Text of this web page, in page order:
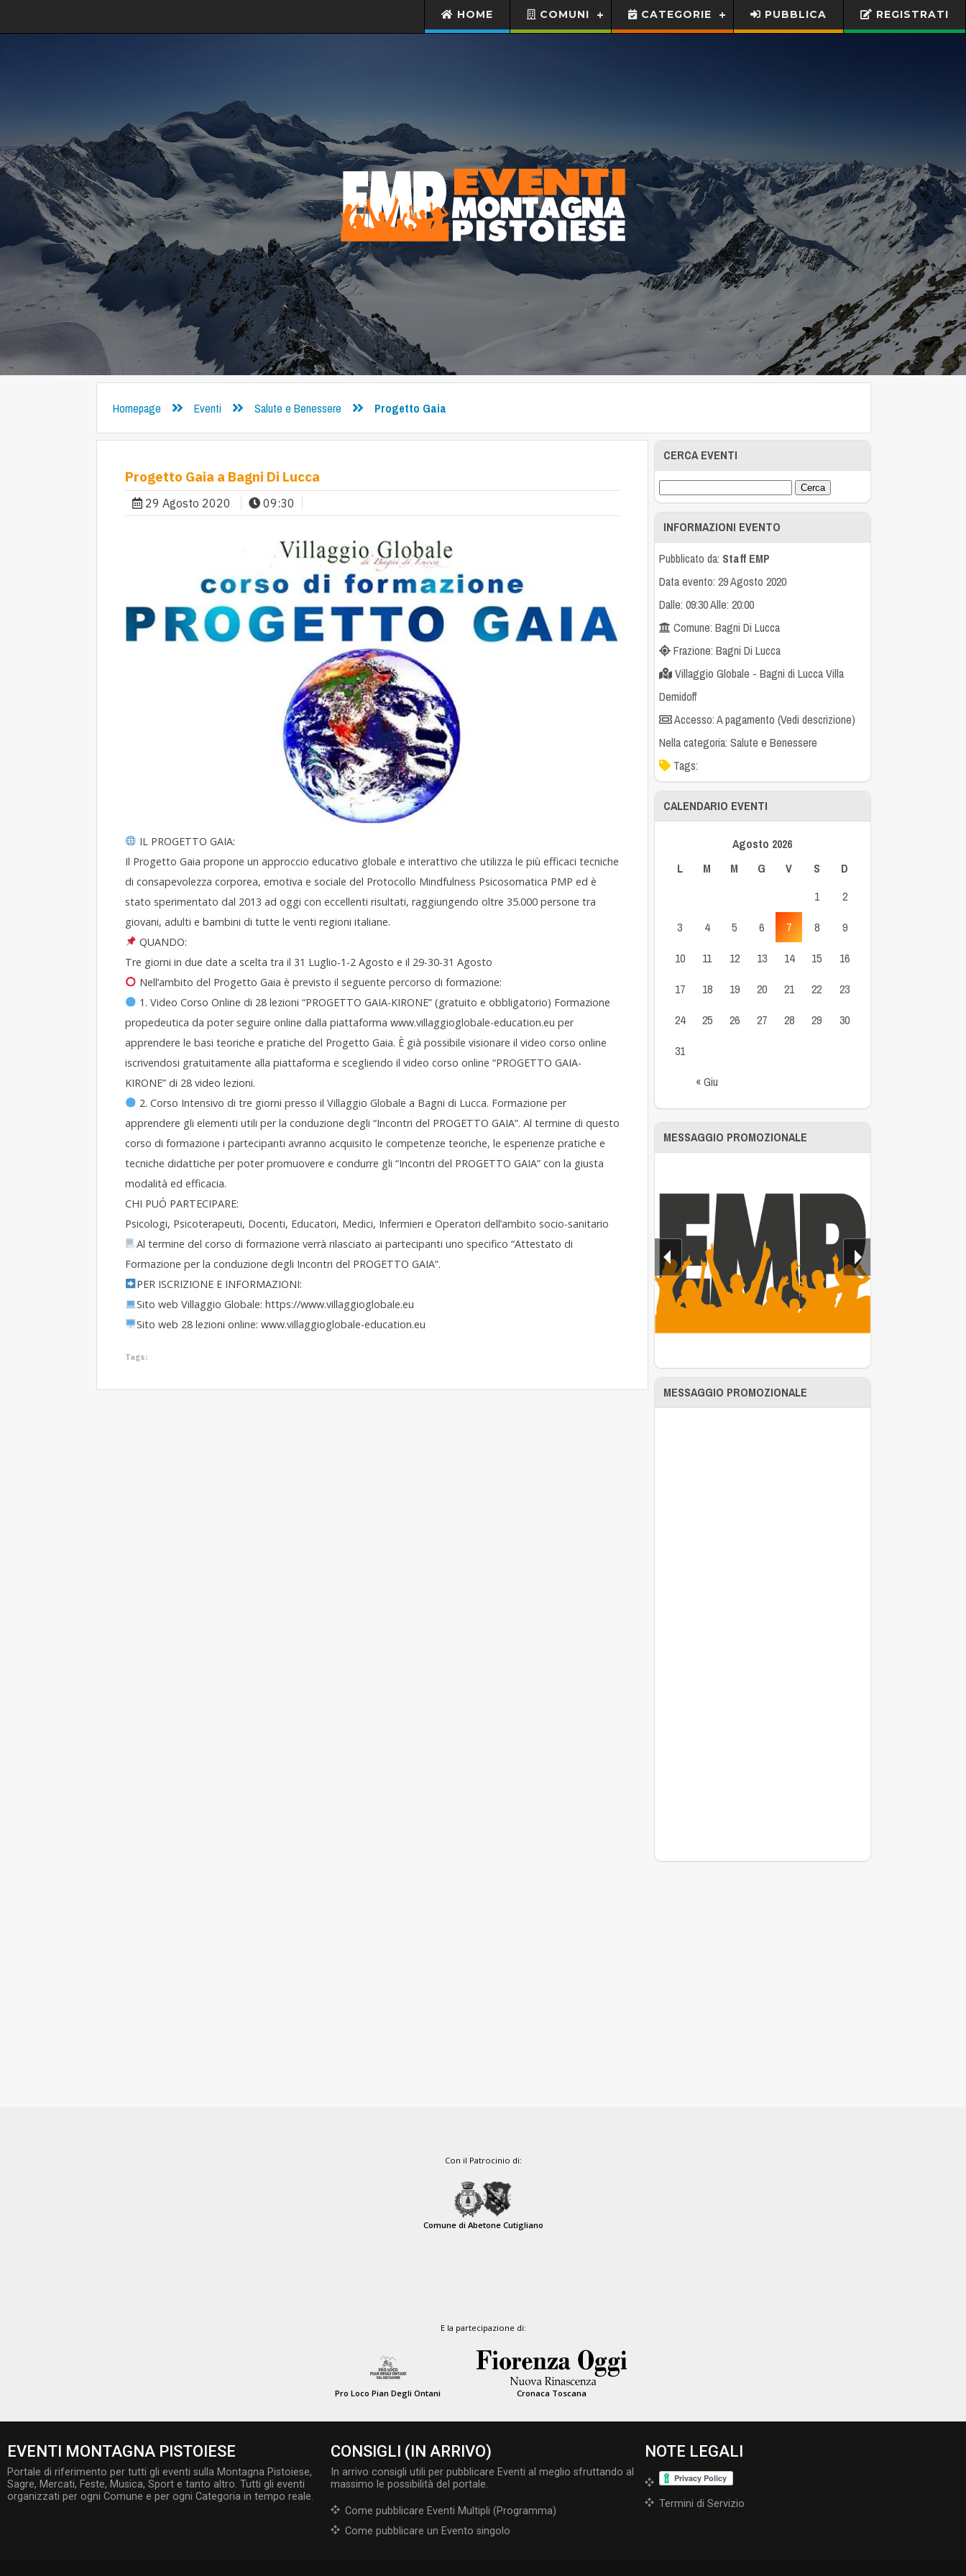
HOME COMUNI CATEGORIE PUBBLICA REGISTRATI
Homepage Eventi Salute e Benessere Progetto Gaia
Progetto Gaia a Bagni Di Lucca
29 Agosto 2020 09:30
IL PROGETTO GAIA:
Il Progetto Gaia propone un approccio educativo globale e interattivo che utilizza le più efficaci tecniche
di consapevolezza corporea, emotiva e sociale del Protocollo Mindfulness Psicosomatica PMP ed è
stato sperimentato dal 2013 ad oggi con eccellenti risultati, raggiungendo oltre 35.000 persone tra
giovani, adulti e bambini di tutte le venti regioni italiane.
QUANDO:
Tre giorni in due date a scelta tra il 31 Luglio-1-2 Agosto e il 29-30-31 Agosto
Nell’ambito del Progetto Gaia è previsto il seguente percorso di formazione:
1. Video Corso Online di 28 lezioni “PROGETTO GAIA-KIRONE” (gratuito e obbligatorio) Formazione
propedeutica da poter seguire online dalla piattaforma www.villaggioglobale-education.eu per
apprendere le basi teoriche e pratiche del Progetto Gaia. È già possibile visionare il video corso online
iscrivendosi gratuitamente alla piattaforma e scegliendo il video corso online “PROGETTO GAIA-
KIRONE” di 28 video lezioni.
2. Corso Intensivo di tre giorni presso il Villaggio Globale a Bagni di Lucca. Formazione per
apprendere gli elementi utili per la conduzione degli “Incontri del PROGETTO GAIA”. Al termine di questo
corso di formazione i partecipanti avranno acquisito le competenze teoriche, le esperienze pratiche e
tecniche didattiche per poter promuovere e condurre gli “Incontri del PROGETTO GAIA” con la giusta
modalità ed efficacia.
CHI PUÓ PARTECIPARE:
Psicologi, Psicoterapeuti, Docenti, Educatori, Medici, Infermieri e Operatori dell’ambito socio-sanitario
Al termine del corso di formazione verrà rilasciato ai partecipanti uno specifico “Attestato di
Formazione per la conduzione degli Incontri del PROGETTO GAIA”.
PER ISCRIZIONE E INFORMAZIONI:
Sito web Villaggio Globale: https://www.villaggioglobale.eu
Sito web 28 lezioni online: www.villaggioglobale-education.eu
Tags:
CERCA EVENTI
INFORMAZIONI EVENTO
Pubblicato da: Staff EMP
Data evento: 29 Agosto 2020
Dalle: 09:30 Alle: 20:00
Comune: Bagni Di Lucca
Frazione: Bagni Di Lucca
Villaggio Globale - Bagni di Lucca Villa
Demidoff
Accesso: A pagamento (Vedi descrizione)
Nella categoria:Salute e Benessere
Tags:
CALENDARIO EVENTI
Agosto 2026
L
M M G V S D
« Giu
1
2
3
4 5 6 7 8
9
10
11 12 13 14 15
16
17
18 19 20 21 22
23
24
25 26 27 28 29
30
31
MESSAGGIO PROMOZIONALE
MESSAGGIO PROMOZIONALE
Con il Patrocinio di:
Comune di Abetone Cutigliano
E la partecipazione di:
Pro Loco Pian Degli Ontani Cronaca Toscana
EVENTI MONTAGNA PISTOIESE
Portale di riferimento per tutti gli eventi sulla Montagna Pistoiese,
Sagre, Mercati, Feste, Musica, Sport e tanto altro. Tutti gli eventi
organizzati per ogni Comune e per ogni Categoria in tempo reale.
CONSIGLI (IN ARRIVO)
In arrivo consigli utili per pubblicare Eventi al meglio sfruttando al
massimo le possibilità del portale.
Come pubblicare Eventi Multipli (Programma)
Come pubblicare un Evento singolo
NOTE LEGALI
Termini di Servizio